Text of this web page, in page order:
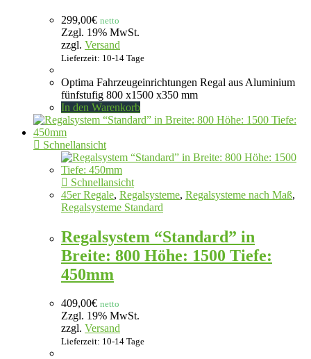
299,00€ netto
Zzgl. 19% MwSt.
zzgl. Versand
Lieferzeit: 10-14 Tage
Optima Fahrzeugeinrichtungen Regal aus Aluminium
fünfstufig 800 x1500 x350 mm
In den Warenkorb
Schnellansicht
Schnellansicht
45er Regale, Regalsysteme, Regalsysteme nach Maß,
Regalsysteme Standard
Regalsystem “Standard” in
Breite: 800 Höhe: 1500 Tiefe:
450mm
409,00€ netto
Zzgl. 19% MwSt.
zzgl. Versand
Lieferzeit: 10-14 Tage